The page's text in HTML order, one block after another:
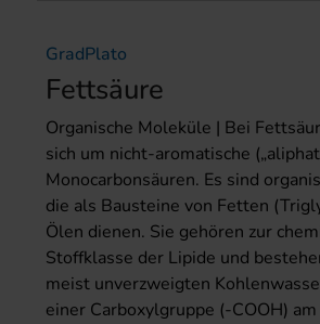
GradPlato
Fettsäure
Organische Moleküle | Bei
sich um nicht-aromatische
Monocarbonsäuren. Es sind
die als Bausteine von Fetten
Ölen dienen. Sie gehören zur
Stoffklasse der Lipide und
meist unverzweigten
einer Carboxylgruppe (-COOH) am